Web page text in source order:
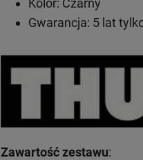
Kolor: Czarny
Gwarancja: 5 lat
Zawartość zestawu: